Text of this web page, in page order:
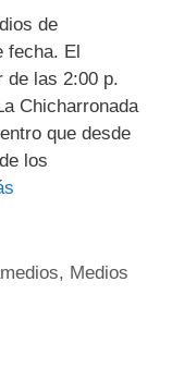
de
fecha. El
de las 2:00 p.
Chicharronada
que desde
los
, Medios